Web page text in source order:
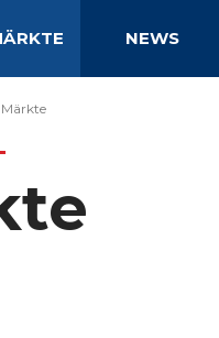
NEWS
Märkte